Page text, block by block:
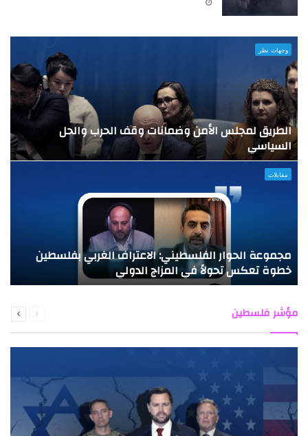
وجهات نظر
الطريق لمجلس الأمن وضمانات وقف الحرب والحل
السياسي
مقابلات
مجموعة الحوار الفلسطيني: الاعتراف الغربي بفلسطين
خطوة تعكس تحولاً في المزاج الدولي
مؤشر فلسطين
الصفحة